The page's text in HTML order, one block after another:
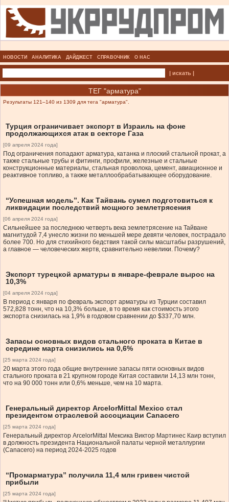
НОВОСТИ АНАЛИТИКА ДАЙДЖЕСТ СПРАВОЧНИК О НАС
| искать |
ТЕГ "арматура"
Результаты 121–140 из 1309 для тега "арматура".
Турция ограничивает экспорт в Израиль на фоне
продолжающихся атак в секторе Газа
[09 апреля 2024 года]
Под ограничения попадают арматура, катанка и плоский стальной прокат, а
также стальные трубы и фитинги, профили, железные и стальные
конструкционные материалы, стальная проволока, цемент, авиационное и
реактивное топливо, а также металлообрабатывающее оборудование.
“Успешная модель”. Как Тайвань сумел подготовиться к
ликвидации последствий мощного землетрясения
[06 апреля 2024 года]
Сильнейшее за последнюю четверть века землетрясение на Тайване
магнитудой 7,4 унесло жизни по меньшей мере девяти человек, пострадало
более 700. Но для стихийного бедствия такой силы масштабы разрушений,
а главное — человеческих жертв, сравнительно невелики. Почему?
Экспорт турецкой арматуры в январе-феврале вырос на
10,3%
[04 апреля 2024 года]
В период с января по февраль экспорт арматуры из Турции составил
572,828 тонн, что на 10,3% больше, в то время как стоимость этого
экспорта снизилась на 1,9% в годовом сравнении до $337,70 млн.
Запасы основных видов стального проката в Китае в
середине марта снизились на 0,6%
[25 марта 2024 года]
20 марта этого года общие внутренние запасы пяти основных видов
стального проката в 21 крупном городе Китая составили 14,13 млн тонн,
что на 90 000 тонн или 0,6% меньше, чем на 10 марта.
Генеральный директор ArcelorMittal Mexico стал
президентом отраслевой ассоциации Canacero
[25 марта 2024 года]
Генеральный директор ArcelorMittal Мексика Виктор Мартинес Каир вступил
в должность президента Национальной палаты черной металлургии
(Canacero) на период 2024-2025 годов
“Промарматура” получила 11,4 млн гривен чистой
прибыли
[25 марта 2024 года]